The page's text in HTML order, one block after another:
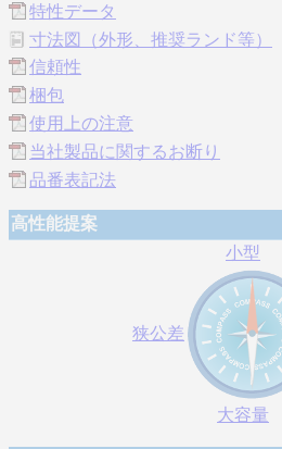
特性データ
寸法図（外形、推奨ランド等）
信頼性
梱包
使用上の注意
当社製品に関するお断り
品番表記法
高性能提案
小型
狭公差
大容量